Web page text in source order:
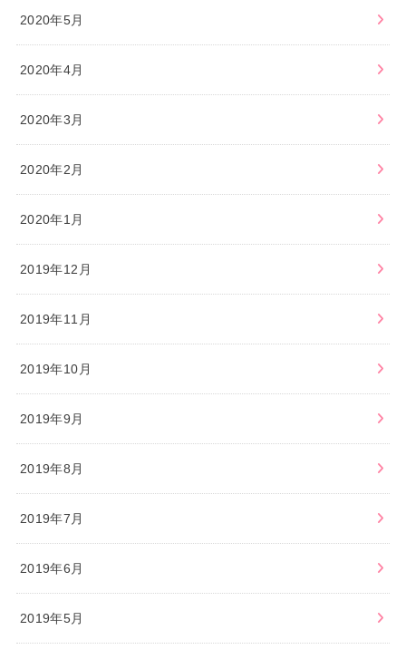
2020年5月
2020年4月
2020年3月
2020年2月
2020年1月
2019年12月
2019年11月
2019年10月
2019年9月
2019年8月
2019年7月
2019年6月
2019年5月